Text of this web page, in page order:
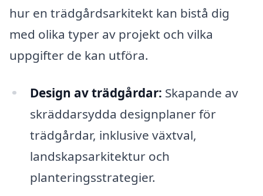
hur en trädgårdsarkitekt kan bistå dig
med olika typer av projekt och vilka
uppgifter de kan utföra.
Design av trädgårdar: Skapande av
skräddarsydda designplaner för
trädgårdar, inklusive växtval,
landskapsarkitektur och
planteringsstrategier.